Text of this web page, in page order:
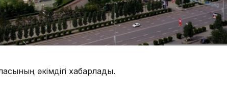
әкімдігі хабарлады.